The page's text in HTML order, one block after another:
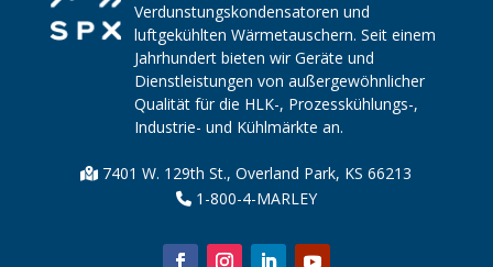
Verdunstungskondensatoren und
luftgekühlten Wärmetauschern. Seit einem
Jahrhundert bieten wir Geräte und
Dienstleistungen von außergewöhnlicher
Qualität für die HLK-, Prozesskühlungs-,
Industrie- und Kühlmärkte an.
7401 W. 129th St., Overland Park, KS 66213
1-800-4-MARLEY